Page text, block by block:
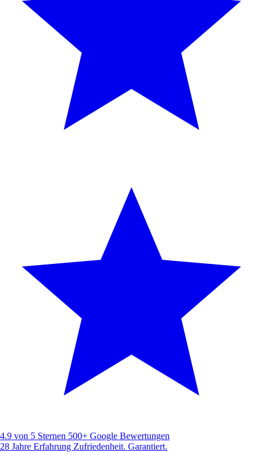
4.9 von 5 Sternen 500+ Google Bewertungen
28 Jahre Erfahrung Zufriedenheit. Garantiert.